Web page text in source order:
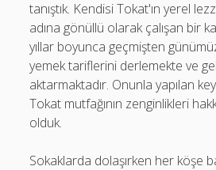
tanıştık. Kendisi Tokat'ın yerel
adına gönüllü olarak çalışan bir
yıllar boyunca geçmişten
yemek tariflerini derlemekte ve
aktarmaktadır. Onunla yapılan
Tokat mutfağının zenginlikleri
olduk.
Sokaklarda dolaşırken her köşe